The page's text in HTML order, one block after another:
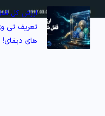
ارزش کل
های دیفای!